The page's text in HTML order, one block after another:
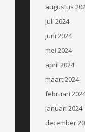
augustus
juli 2024
juni 2024
mei 2024
april 2024
maart 2024
februari
januari 2024
december